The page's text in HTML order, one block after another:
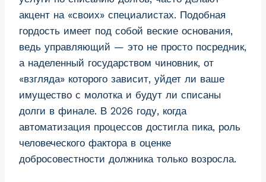
акцент на «своих» специалистах. Подобная
гордость имеет под собой веские основания,
ведь управляющий — это не просто посредник,
а наделенный государством чиновник, от
«взгляда» которого зависит, уйдет ли ваше
имущество с молотка и будут ли списаны
долги в финале. В 2026 году, когда
автоматизация процессов достигла пика, роль
человеческого фактора в оценке
добросовестности должника только возросла.